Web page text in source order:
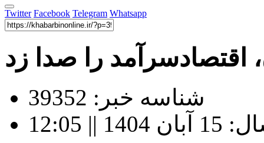
Twitter Facebook Telegram Whatsapp
اقتصادسرآمد را صدا زد
شناسه خبر: 39352
12:05